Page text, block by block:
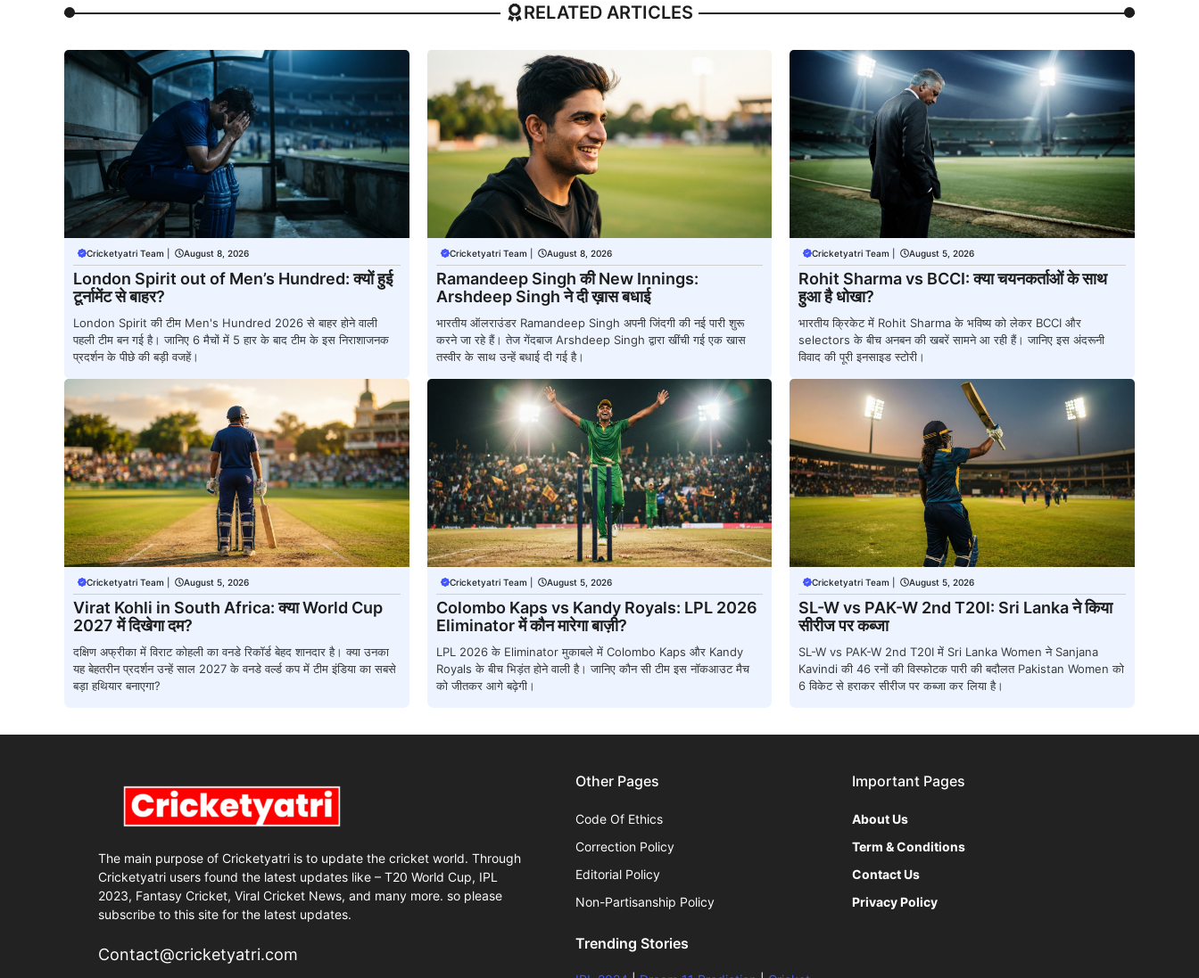
RELATED ARTICLES
Cricketyatri Team August 8, 2026
London Spirit out of Men’s Hundred: क्यों हुई
टूर्नामेंट से बाहर?
London Spirit की टीम Men's Hundred 2026 से बाहर होने वाली
पहली टीम बन गई है। जानिए 6 मैचों में 5 हार के बाद टीम के इस निराशाजनक
प्रदर्शन के पीछे की बड़ी वजहें।
Cricketyatri Team August 8, 2026
Ramandeep Singh की New Innings:
Arshdeep Singh ने दी ख़ास बधाई
भारतीय ऑलराउंडर Ramandeep Singh अपनी जिंदगी की नई पारी शुरू
करने जा रहे हैं। तेज गेंदबाज Arshdeep Singh द्वारा खींची गई एक खास
तस्वीर के साथ उन्हें बधाई दी गई है।
Cricketyatri Team August 5, 2026
Rohit Sharma vs BCCI: क्या चयनकर्ताओं के साथ
हुआ है धोखा?
भारतीय क्रिकेट में Rohit Sharma के भविष्य को लेकर BCCI और
selectors के बीच अनबन की खबरें सामने आ रही हैं। जानिए इस अंदरूनी
विवाद की पूरी इनसाइड स्टोरी।
Cricketyatri Team August 5, 2026
Virat Kohli in South Africa: क्या World Cup
2027 में दिखेगा दम?
दक्षिण अफ्रीका में विराट कोहली का वनडे रिकॉर्ड बेहद शानदार है। क्या उनका
यह बेहतरीन प्रदर्शन उन्हें साल 2027 के वनडे वर्ल्ड कप में टीम इंडिया का सबसे
बड़ा हथियार बनाएगा?
Cricketyatri Team August 5, 2026
Colombo Kaps vs Kandy Royals: LPL 2026
Eliminator में कौन मारेगा बाज़ी?
LPL 2026 के Eliminator मुकाबले में Colombo Kaps और Kandy
Royals के बीच भिड़ंत होने वाली है। जानिए कौन सी टीम इस नॉकआउट मैच
को जीतकर आगे बढ़ेगी।
Cricketyatri Team August 5, 2026
SL-W vs PAK-W 2nd T20I: Sri Lanka ने किया
सीरीज पर कब्जा
SL-W vs PAK-W 2nd T20I में Sri Lanka Women ने Sanjana
Kavindi की 46 रनों की विस्फोटक पारी की बदौलत Pakistan Women को
6 विकेट से हराकर सीरीज पर कब्जा कर लिया है।
The main purpose of Cricketyatri is to update the cricket world. Through
Cricketyatri users found the latest updates like – T20 World Cup, IPL
2023, Fantasy Cricket, Viral Cricket News, and many more. so please
subscribe to this site for the latest updates.
Contact@cricketyatri.com
Other Pages
Code Of Ethics
Correction Policy
Editorial Policy
Non-Partisanship Policy
Trending Stories
Important Pages
About Us
Term & Conditions
Contact Us
Privacy Policy